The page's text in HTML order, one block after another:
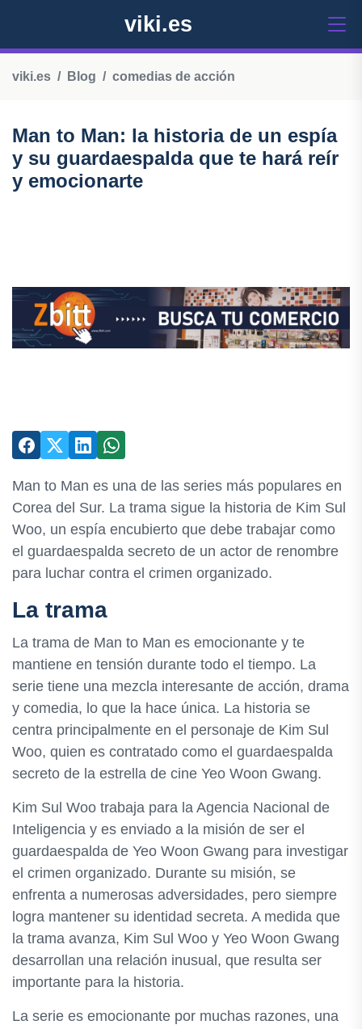
viki.es
viki.es Blog comedias de acción
Man to Man: la historia de un espía
y su guardaespalda que te hará reír
y emocionarte
Man to Man es una de las series más populares en
Corea del Sur. La trama sigue la historia de Kim Sul
Woo, un espía encubierto que debe trabajar como
el guardaespalda secreto de un actor de renombre
para luchar contra el crimen organizado.
La trama
La trama de Man to Man es emocionante y te
mantiene en tensión durante todo el tiempo. La
serie tiene una mezcla interesante de acción, drama
y comedia, lo que la hace única. La historia se
centra principalmente en el personaje de Kim Sul
Woo, quien es contratado como el guardaespalda
secreto de la estrella de cine Yeo Woon Gwang.
Kim Sul Woo trabaja para la Agencia Nacional de
Inteligencia y es enviado a la misión de ser el
guardaespalda de Yeo Woon Gwang para investigar
el crimen organizado. Durante su misión, se
enfrenta a numerosas adversidades, pero siempre
logra mantener su identidad secreta. A medida que
la trama avanza, Kim Sul Woo y Yeo Woon Gwang
desarrollan una relación inusual, que resulta ser
importante para la historia.
La serie es emocionante por muchas razones, una